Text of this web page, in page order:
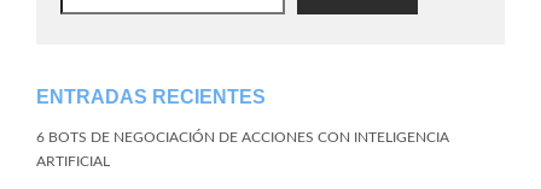
ENTRADAS RECIENTES
6 BOTS DE NEGOCIACIÓN DE ACCIONES CON INTELIGENCIA
ARTIFICIAL